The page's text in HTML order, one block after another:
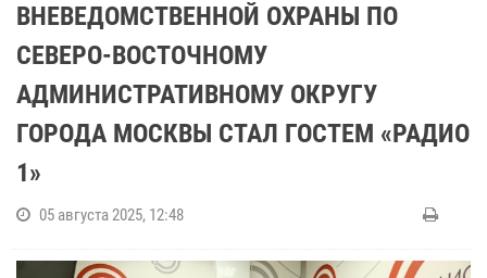
ВНЕВЕДОМСТВЕННОЙ ОХРАНЫ ПО
СЕВЕРО-ВОСТОЧНОМУ
АДМИНИСТРАТИВНОМУ ОКРУГУ
ГОРОДА МОСКВЫ СТАЛ ГОСТЕМ «РАДИО
1»
05 августа 2025, 12:48